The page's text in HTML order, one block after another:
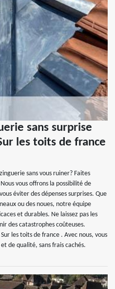
sans surprise
les toits de france
sans vous ruiner? Faites
vous offrons la possibilité de
éviter des dépenses surprises. Que
ou des noues, notre équipe
et durables. Ne laissez pas les
des catastrophes coûteuses.
les toits de france . Avec nous, vous
de qualité, sans frais cachés.